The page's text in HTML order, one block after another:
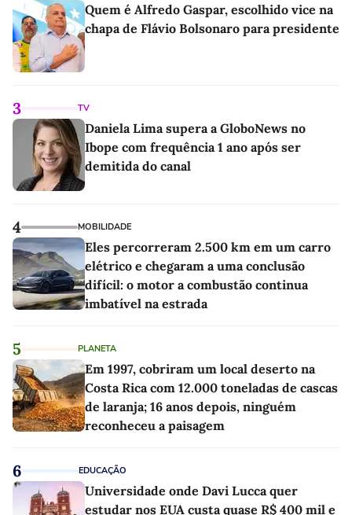
Quem é Alfredo Gaspar, escolhido vice na
chapa de Flávio Bolsonaro para presidente
3 TV
Daniela Lima supera a GloboNews no
Ibope com frequência 1 ano após ser
demitida do canal
4 MOBILIDADE
Eles percorreram 2.500 km em um carro
elétrico e chegaram a uma conclusão
difícil: o motor a combustão continua
imbatível na estrada
5 PLANETA
Em 1997, cobriram um local deserto na
Costa Rica com 12.000 toneladas de cascas
de laranja; 16 anos depois, ninguém
reconheceu a paisagem
6 EDUCAÇÃO
Universidade onde Davi Lucca quer
estudar nos EUA custa quase R$ 400 mil e